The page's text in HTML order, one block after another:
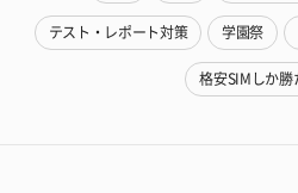
テスト・レポート対策 学園祭
格安SIMしか勝